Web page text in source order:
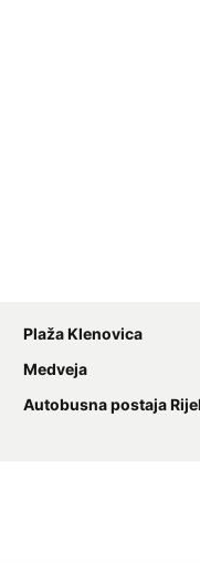
Plaža Klenovica
Medveja
Autobusna postaja